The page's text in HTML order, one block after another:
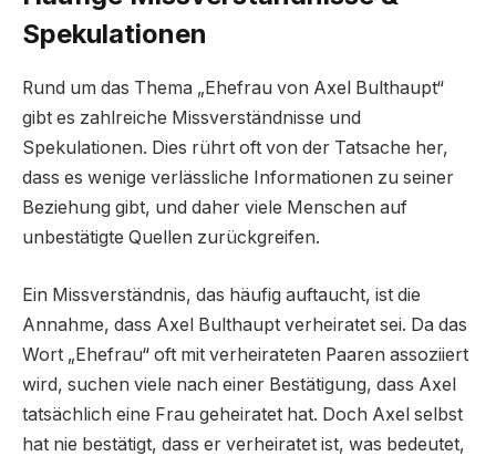
Spekulationen
Rund um das Thema „Ehefrau von Axel Bulthaupt“
gibt es zahlreiche Missverständnisse und
Spekulationen. Dies rührt oft von der Tatsache her,
dass es wenige verlässliche Informationen zu seiner
Beziehung gibt, und daher viele Menschen auf
unbestätigte Quellen zurückgreifen.
Ein Missverständnis, das häufig auftaucht, ist die
Annahme, dass Axel Bulthaupt verheiratet sei. Da das
Wort „Ehefrau“ oft mit verheirateten Paaren assoziiert
wird, suchen viele nach einer Bestätigung, dass Axel
tatsächlich eine Frau geheiratet hat. Doch Axel selbst
hat nie bestätigt, dass er verheiratet ist, was bedeutet,